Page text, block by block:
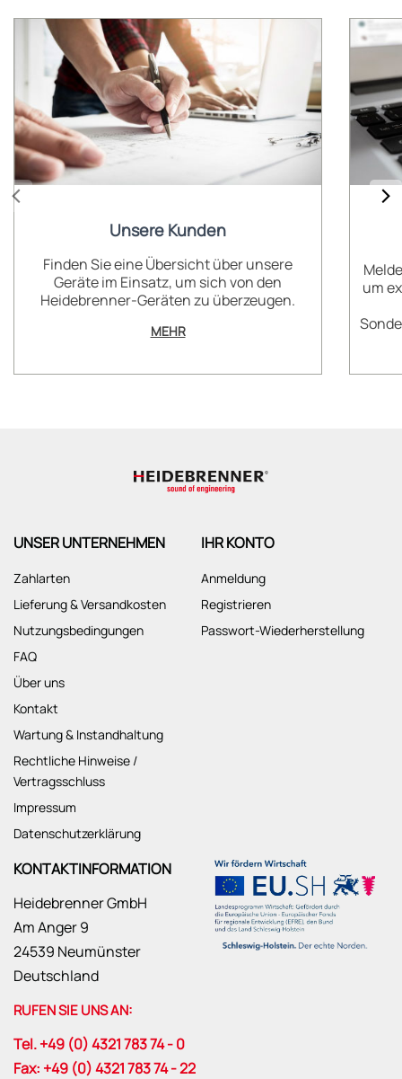
Unsere Kunden
Finden Sie eine Übersicht über unsere
Geräte im Einsatz, um sich von den
Heidebrenner-Geräten zu überzeugen.
MEHR
um
UNSER UNTERNEHMEN
Zahlarten
Lieferung & Versandkosten
Nutzungsbedingungen
FAQ
Über uns
Kontakt
Wartung & Instandhaltung
Rechtliche Hinweise /
Vertragsschluss
Impressum
Datenschutzerklärung
IHR KONTO
Anmeldung
Registrieren
Passwort-Wiederherstellung
KONTAKTINFORMATION
Heidebrenner GmbH
Am Anger 9
24539 Neumünster
Deutschland
RUFEN SIE UNS AN:
Tel. +49 (0) 4321 783 74 - 0
Fax: +49 (0) 4321 783 74 - 22